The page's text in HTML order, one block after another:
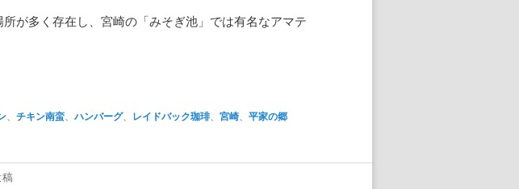
が多く存在し、宮崎の「みそぎ池」では有名なアマテ
、チキン南蛮 、ハンバーグ、 レイドバック珈琲 、宮崎 、平家の郷